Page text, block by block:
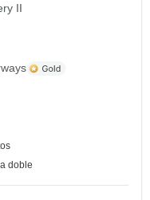
II
doble